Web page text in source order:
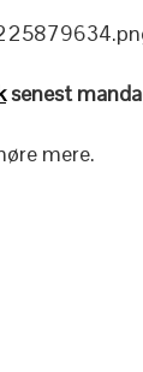
senest
mere.